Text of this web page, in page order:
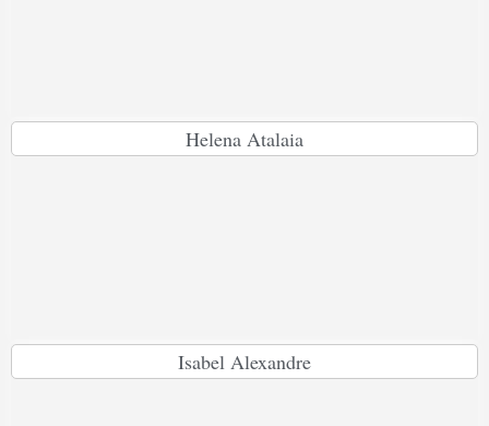
Helena Atalaia
Isabel Alexandre